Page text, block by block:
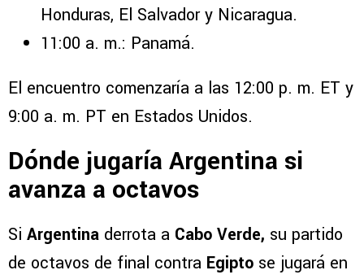
Honduras, El Salvador y Nicaragua.
11:00 a. m.: Panamá.
El encuentro comenzaría a las 12:00 p. m. ET y
9:00 a. m. PT en Estados Unidos.
Dónde jugaría Argentina si
avanza a octavos
Si Argentina derrota a Cabo Verde, su partido
de octavos de final contra Egipto se jugará en